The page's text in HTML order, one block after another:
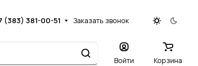
(383) 381-00-51 Заказать звонок
Войти Корзина